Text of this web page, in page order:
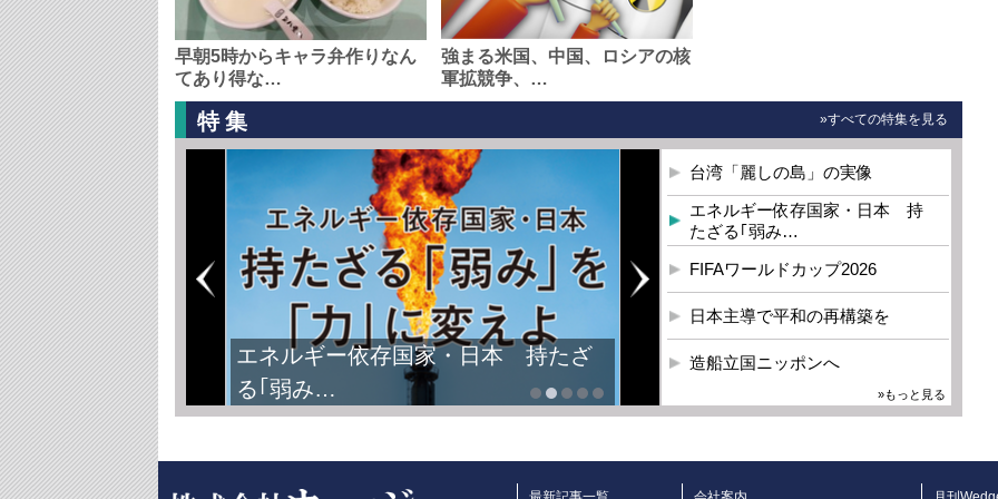
早朝5時からキャラ弁作りなん
てあり得な…
強まる米国、中国、ロシアの核
軍拡競争、…
特集 »すべての特集を見る
エネルギー依存国家・日本 持たざ
る｢弱み…
台湾「麗しの島」の実像
エネルギー依存国家・日本 持
たざる｢弱み…
FIFAワールドカップ2026
日本主導で平和の再構築を
造船立国ニッポンへ
»もっと見る